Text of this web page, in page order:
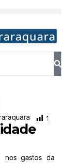
1
nos gastos da